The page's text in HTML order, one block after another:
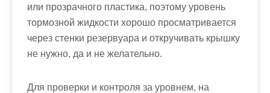
или прозрачного пластика, поэтому уровень
тормозной жидкости хорошо просматривается
через стенки резервуара и откручивать крышку
не нужно, да и не желательно.
Для проверки и контроля за уровнем, на